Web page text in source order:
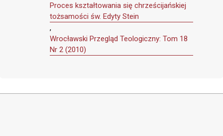
Proces kształtowania się chrześcijańskiej
tożsamości św. Edyty Stein
,
Wrocławski Przegląd Teologiczny: Tom 18
Nr 2 (2010)